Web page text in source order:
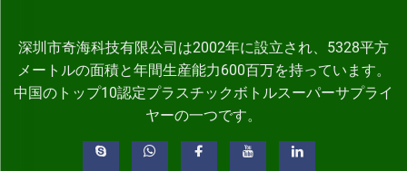
深圳市奇海科技有限公司は2002年に設立され、5328平方
メートルの面積と年間生産能力600百万を持っています。
中国のトップ10認定プラスチックボトルスーパーサプライ
ヤーの一つです。